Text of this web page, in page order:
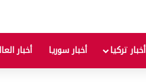
أخبار تركيا أخبار سوريا أخبار